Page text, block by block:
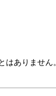
ありません。